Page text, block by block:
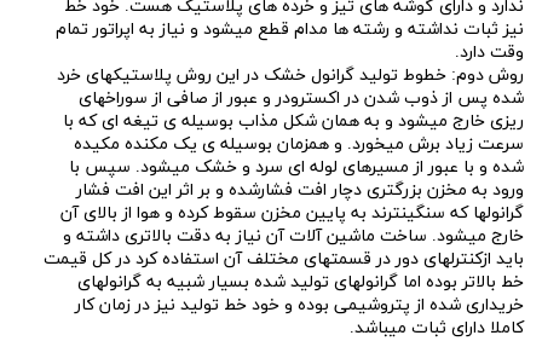
ندارد و دارای گوشه های تیز و خرده های پلاستیک هست. خود خط
نیز ثبات نداشته و رشته ها مدام قطع میشود و نیاز به اپراتور تمام
وقت دارد.
روش دوم: خطوط تولید گرانول خشک در این روش پلاستیکهای خرد
شده پس از ذوب شدن در اکسترودر و عبور از صافی از سوراخهای
ریزی خارج میشود و به همان شکل مذاب بوسیله ی تیغه ای که با
سرعت زیاد برش میخورد. و همزمان بوسیله ی یک مکنده مکیده
شده و با عبور از مسیرهای لوله ای سرد و خشک میشود. سپس با
ورود به مخزن بزرگتری دچار افت فشارشده و بر اثر این افت فشار
گرانولها که سنگینترند به پایین مخزن سقوط کرده و هوا از بالای آن
خارج میشود. ساخت ماشین آلات آن نیاز به دقت بالاتری داشته و
باید ازکنترلهای دور در قسمتهای مختلف آن استفاده کرد در کل قیمت
خط بالاتر بوده اما گرانولهای تولید شده بسیار شبیه به گرانولهای
خریداری شده از پتروشیمی بوده و خود خط تولید نیز در زمان کار
کاملا دارای ثبات میباشد.